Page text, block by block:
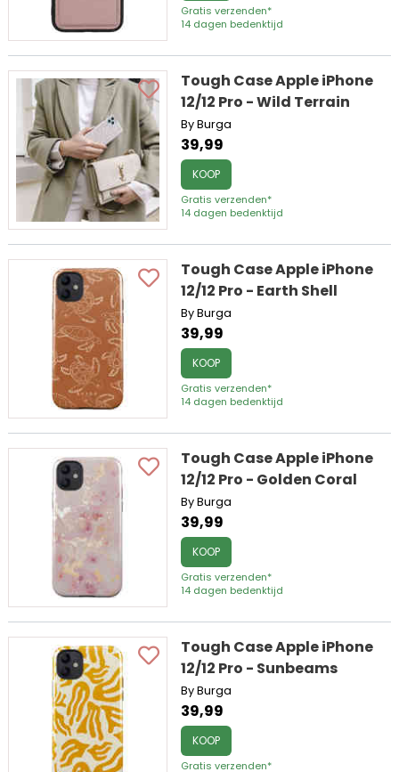
Gratis verzenden*
14 dagen bedenktijd
Tough Case Apple iPhone
12/12 Pro - Wild Terrain
By Burga
39,99
KOOP
Gratis verzenden*
14 dagen bedenktijd
Tough Case Apple iPhone
12/12 Pro - Earth Shell
By Burga
39,99
KOOP
Gratis verzenden*
14 dagen bedenktijd
Tough Case Apple iPhone
12/12 Pro - Golden Coral
By Burga
39,99
KOOP
Gratis verzenden*
14 dagen bedenktijd
Tough Case Apple iPhone
12/12 Pro - Sunbeams
By Burga
39,99
KOOP
Gratis verzenden*